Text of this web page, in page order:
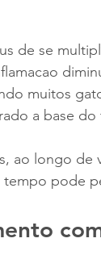
de se
muitos
a base
ao longo de
tempo pode